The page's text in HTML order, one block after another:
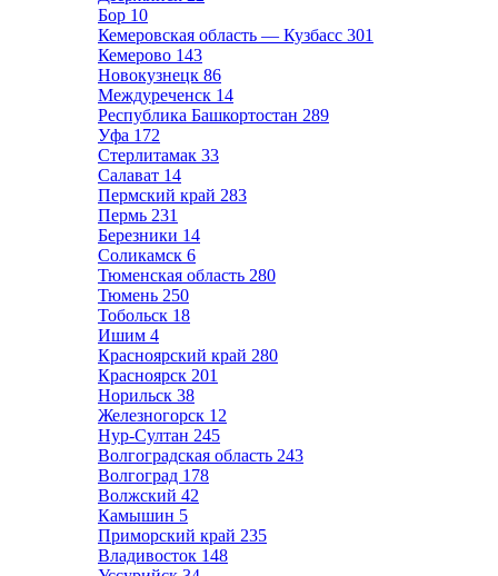
Бор 10
Кемеровская область — Кузбасс 301
Кемерово 143
Новокузнецк 86
Междуреченск 14
Республика Башкортостан 289
Уфа 172
Стерлитамак 33
Салават 14
Пермский край 283
Пермь 231
Березники 14
Соликамск 6
Тюменская область 280
Тюмень 250
Тобольск 18
Ишим 4
Красноярский край 280
Красноярск 201
Норильск 38
Железногорск 12
Нур-Султан 245
Волгоградская область 243
Волгоград 178
Волжский 42
Камышин 5
Приморский край 235
Владивосток 148